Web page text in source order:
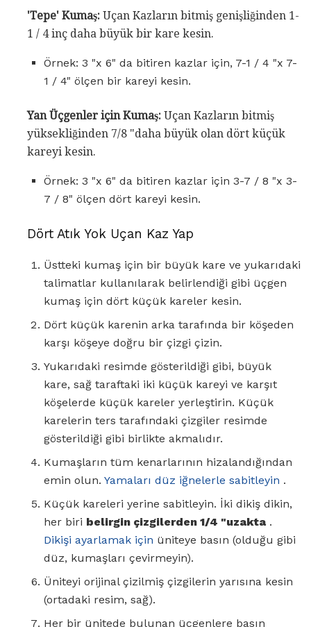
'Tepe' Kumaş: Uçan Kazların bitmiş genişliğinden 1-
1 / 4 inç daha büyük bir kare kesin.
Örnek: 3 "x 6" da bitiren kazlar için, 7-1 / 4 "x 7-
1 / 4" ölçen bir kareyi kesin.
Yan Üçgenler için Kumaş: Uçan Kazların bitmiş
yüksekliğinden 7/8 "daha büyük olan dört küçük
kareyi kesin.
Örnek: 3 "x 6" da bitiren kazlar için 3-7 / 8 "x 3-
7 / 8" ölçen dört kareyi kesin.
Dört Atık Yok Uçan Kaz Yap
Üstteki kumaş için bir büyük kare ve yukarıdaki
talimatlar kullanılarak belirlendiği gibi üçgen
kumaş için dört küçük kareler kesin.
Dört küçük karenin arka tarafında bir köşeden
karşı köşeye doğru bir çizgi çizin.
Yukarıdaki resimde gösterildiği gibi, büyük
kare, sağ taraftaki iki küçük kareyi ve karşıt
köşelerde küçük kareler yerleştirin. Küçük
karelerin ters tarafındaki çizgiler resimde
gösterildiği gibi birlikte akmalıdır.
Kumaşların tüm kenarlarının hizalandığından
emin olun. Yamaları düz iğnelerle sabitleyin .
Küçük kareleri yerine sabitleyin. İki dikiş dikin,
her biri belirgin çizgilerden 1/4 "uzakta.
Dikişi ayarlamak için üniteye basın (olduğu gibi
düz, kumaşları çevirmeyin).
Üniteyi orijinal çizilmiş çizgilerin yarısına kesin
(ortadaki resim, sağ).
Her bir ünitede bulunan üçgenlere basın